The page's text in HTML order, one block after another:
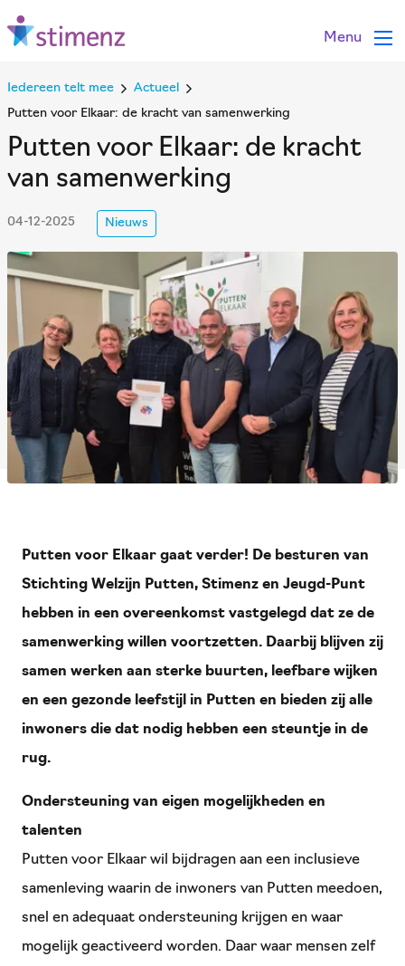
Menu
Iedereen telt mee
Actueel
Putten voor Elkaar: de kracht van samenwerking
Putten voor Elkaar: de kracht
van samenwerking
04-12-2025 Nieuws
Putten voor Elkaar gaat verder! De besturen van
Stichting Welzijn Putten, Stimenz en Jeugd-Punt
hebben in een overeenkomst vastgelegd dat ze de
samenwerking willen voortzetten. Daarbij blijven zij
samen werken aan sterke buurten, leefbare wijken
en een gezonde leefstijl in Putten en bieden zij alle
inwoners die dat nodig hebben een steuntje in de
rug.
Ondersteuning van eigen mogelijkheden en
talenten
Putten voor Elkaar wil bijdragen aan een inclusieve
samenleving waarin de inwoners van Putten meedoen,
snel en adequaat ondersteuning krijgen en waar
mogelijk geactiveerd worden. Daar waar mensen zelf